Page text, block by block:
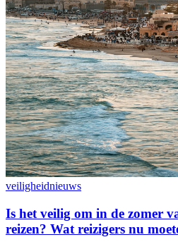
veiligheidnieuws
Is het veilig om in de zomer
reizen? Wat reizigers nu